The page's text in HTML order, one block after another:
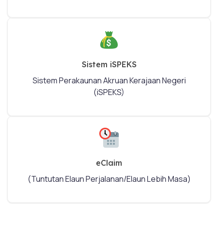
Sistem iSPEKS
Sistem Perakaunan Akruan Kerajaan Negeri
(iSPEKS)
eClaim
(Tuntutan Elaun Perjalanan/Elaun Lebih Masa)